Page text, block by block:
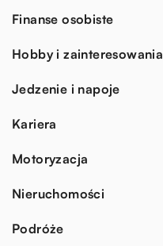
Finanse osobiste
Hobby i zainteresowania
Jedzenie i napoje
Kariera
Motoryzacja
Nieruchomości
Podróże